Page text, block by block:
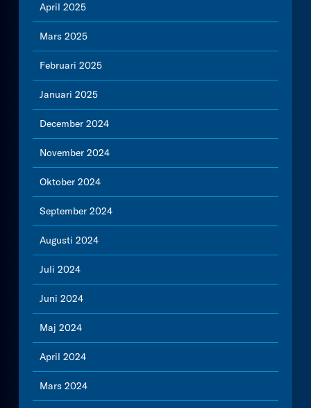
April 2025
Mars 2025
Februari 2025
Januari 2025
December 2024
November 2024
Oktober 2024
September 2024
Augusti 2024
Juli 2024
Juni 2024
Maj 2024
April 2024
Mars 2024